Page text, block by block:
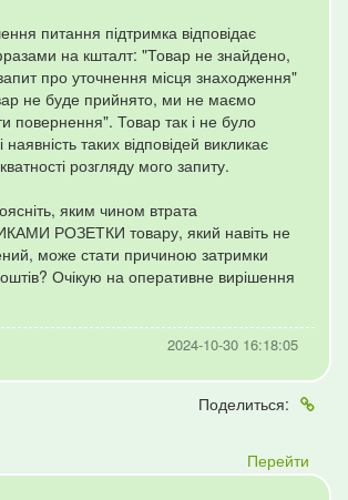
питання підтримка відповідає
на кшталт: "Товар не знайдено,
про уточнення місця знаходження"
не буде прийнято, ми не маємо
повернення". Товар так і не було
наявність таких відповідей викликає
розгляду мого запиту.
яким чином втрата
РОЗЕТКИ товару, який навіть не
може стати причиною затримки
Очікую на оперативне вирішення
2024-10-30 16:18:05
Поделиться:
Перейти